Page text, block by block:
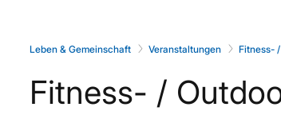
Leben & Gemeinschaft Veranstaltungen Fitness-
Fitness- /